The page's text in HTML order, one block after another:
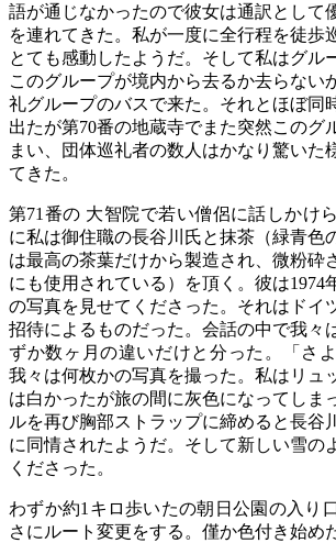
語が通じなかったので彼女は通訳として
を連れてきた。私が一度に全行程を徒歩
とても感動したようだ。そして私はグル
このグループが境内から去るか去らない
礼グループのバスで来た。それとほぼ同
出たが第70番の地蔵寺でまた突然このグ
まい、団体巡礼者の数人はかなり驚いた
てきた。
第71番の 大智院で若い僧侶に話しかけ
に私は御住職の長谷川氏と抹茶（緑青色
は最高の茶葉だけから製造され、微粉砕
にも使用されている）を頂く。彼は1974
の写真を見せてくださった。それはドイ
招待によるものだった。会話の中で我々
ずか数ヶ月の違いだけと分った。「さ
我々は何枚かの写真を撮った。私はリュ
は白かったが旅の間に灰色になってしま
ルを再び胸部ストラップに締めると長谷
に同情されたようだ。そして新しい雪の
くださった。
わずか約1キロ歩いたの朝日公園の入り
さにルート変更をする。僅か色付き始め